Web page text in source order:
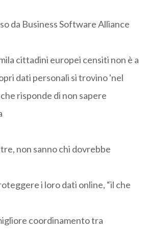
da Business Software Alliance
cittadini europei censiti non è a
dati personali si trovino 'nel
risponde di non sapere
non sanno chi dovrebbe
i loro dati online, “il che
coordinamento tra